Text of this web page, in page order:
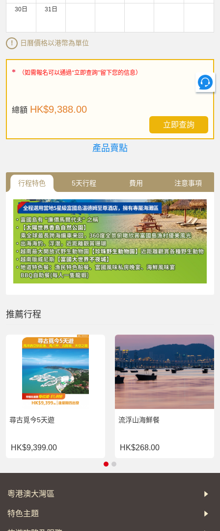
30日 31日
! 日曆價格以港幣為單位
（如需報名可以通過“立即查詢”留下您的信息）
總額 HK$9,388.00
立即查詢
產品賣點
行程特色 5天行程 費用 注意事項
推薦行程
尋古覓今5天遊
HK$9,399.00
流浮山海鮮餐
HK$268.00
粵港澳大灣區
特色主題